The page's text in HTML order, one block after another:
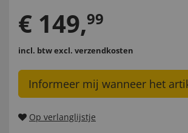
€ 149,99
incl. btwexcl. verzendkosten
Informeer mij wanneer het
Op verlanglijstje